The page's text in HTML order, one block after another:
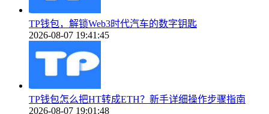
TP钱包，解锁Web3时代汽车的数字钥匙
2026-08-07 19:41:45
TP钱包怎么把HT转成ETH？新手详细操作步骤指南
2026-08-07 19:01:48